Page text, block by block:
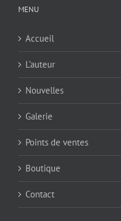
MENU
Accueil
L’auteur
Nouvelles
Galerie
Points de ventes
Boutique
Contact